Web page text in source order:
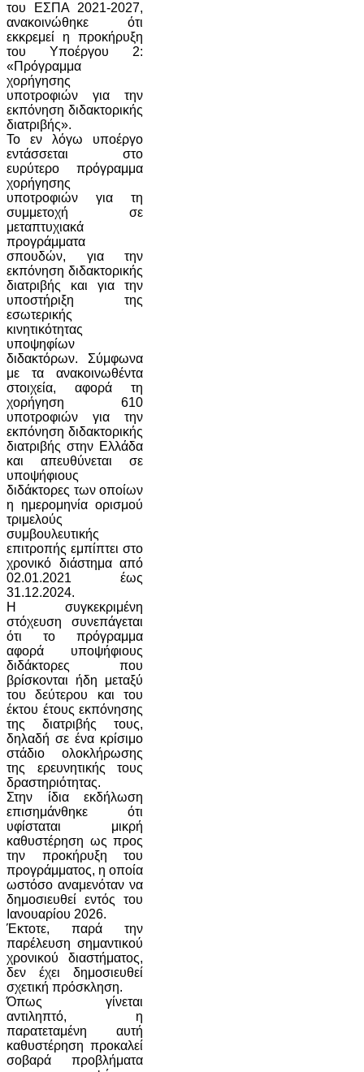
του ΕΣΠΑ 2021-2027,
ανακοινώθηκε ότι
εκκρεμεί η προκήρυξη
του Υποέργου 2:
«Πρόγραμμα
χορήγησης
υποτροφιών για την
εκπόνηση διδακτορικής
διατριβής».
Το εν λόγω υποέργο
εντάσσεται στο
ευρύτερο πρόγραμμα
χορήγησης
υποτροφιών για τη
συμμετοχή σε
μεταπτυχιακά
προγράμματα
σπουδών, για την
εκπόνηση διδακτορικής
διατριβής και για την
υποστήριξη της
εσωτερικής
κινητικότητας
υποψηφίων
διδακτόρων. Σύμφωνα
με τα ανακοινωθέντα
στοιχεία, αφορά τη
χορήγηση 610
υποτροφιών για την
εκπόνηση διδακτορικής
διατριβής στην Ελλάδα
και απευθύνεται σε
υποψήφιους
διδάκτορες των οποίων
η ημερομηνία ορισμού
τριμελούς
συμβουλευτικής
επιτροπής εμπίπτει στο
χρονικό διάστημα από
02.01.2021 έως
31.12.2024.
Η συγκεκριμένη
στόχευση συνεπάγεται
ότι το πρόγραμμα
αφορά υποψήφιους
διδάκτορες που
βρίσκονται ήδη μεταξύ
του δεύτερου και του
έκτου έτους εκπόνησης
της διατριβής τους,
δηλαδή σε ένα κρίσιμο
στάδιο ολοκλήρωσης
της ερευνητικής τους
δραστηριότητας.
Στην ίδια εκδήλωση
επισημάνθηκε ότι
υφίσταται μικρή
καθυστέρηση ως προς
την προκήρυξη του
προγράμματος, η οποία
ωστόσο αναμενόταν να
δημοσιευθεί εντός του
Ιανουαρίου 2026.
Έκτοτε, παρά την
παρέλευση σημαντικού
χρονικού διαστήματος,
δεν έχει δημοσιευθεί
σχετική πρόσκληση.
Όπως γίνεται
αντιληπτό, η
παρατεταμένη αυτή
καθυστέρηση προκαλεί
σοβαρά προβλήματα